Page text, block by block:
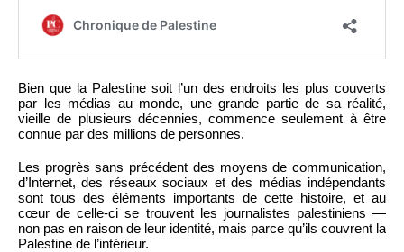
Bien que la Palestine soit l’un des endroits les plus couverts
par les médias au monde, une grande partie de sa réalité,
vieille de plusieurs décennies, commence seulement à être
connue par des millions de personnes.
Les progrès sans précédent des moyens de communication,
d’Internet, des réseaux sociaux et des médias indépendants
sont tous des éléments importants de cette histoire, et au
cœur de celle-ci se trouvent les journalistes palestiniens —
non pas en raison de leur identité, mais parce qu’ils couvrent la
Palestine de l’intérieur.